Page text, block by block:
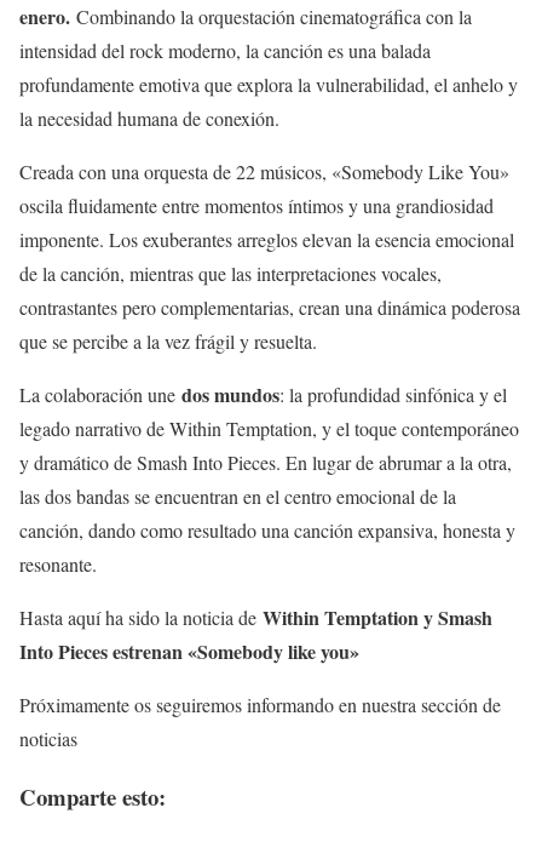
enero. Combinando la orquestación cinematográfica con la
intensidad del rock moderno, la canción es una balada
profundamente emotiva que explora la vulnerabilidad, el anhelo y
la necesidad humana de conexión.
Creada con una orquesta de 22 músicos, «Somebody Like You»
oscila fluidamente entre momentos íntimos y una grandiosidad
imponente. Los exuberantes arreglos elevan la esencia emocional
de la canción, mientras que las interpretaciones vocales,
contrastantes pero complementarias, crean una dinámica poderosa
que se percibe a la vez frágil y resuelta.
La colaboración une dos mundos: la profundidad sinfónica y el
legado narrativo de Within Temptation, y el toque contemporáneo
y dramático de Smash Into Pieces. En lugar de abrumar a la otra,
las dos bandas se encuentran en el centro emocional de la
canción, dando como resultado una canción expansiva, honesta y
resonante.
Hasta aquí ha sido la noticia de Within Temptation y Smash
Into Pieces estrenan «Somebody like you»
Próximamente os seguiremos informando en nuestra sección de
noticias
Comparte esto: